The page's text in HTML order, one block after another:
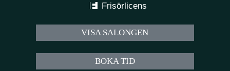
Frisörlicens
VISA SALONGEN
BOKA TID